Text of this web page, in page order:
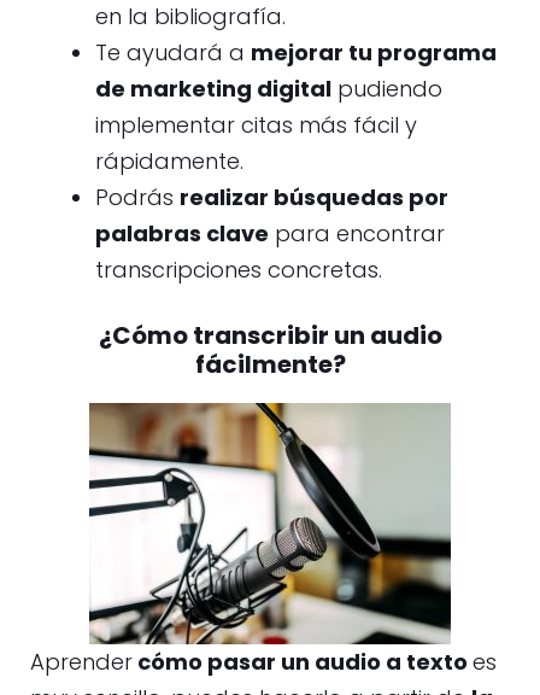
en la bibliografía.
Te ayudará a mejorar tu programa
de marketing digital pudiendo
implementar citas más fácil y
rápidamente.
Podrás realizar búsquedas por
palabras clave para encontrar
transcripciones concretas.
¿Cómo transcribir un audio
fácilmente?
Aprender cómo pasar un audio a texto es